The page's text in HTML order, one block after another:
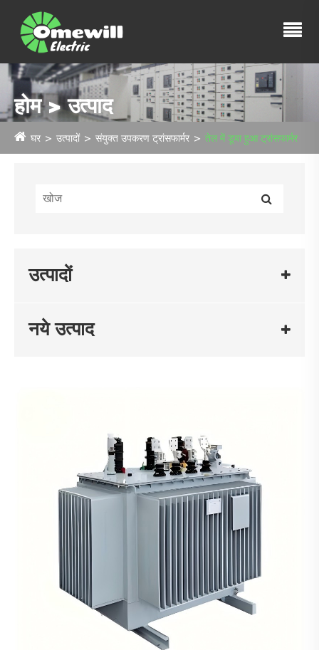
होम > उत्पाद
घर उत्पादों संयुक्त उपकरण ट्रांसफार्मर तेल में डूबा हुआ ट्रांसफार्मर
उत्पादों
नये उत्पाद